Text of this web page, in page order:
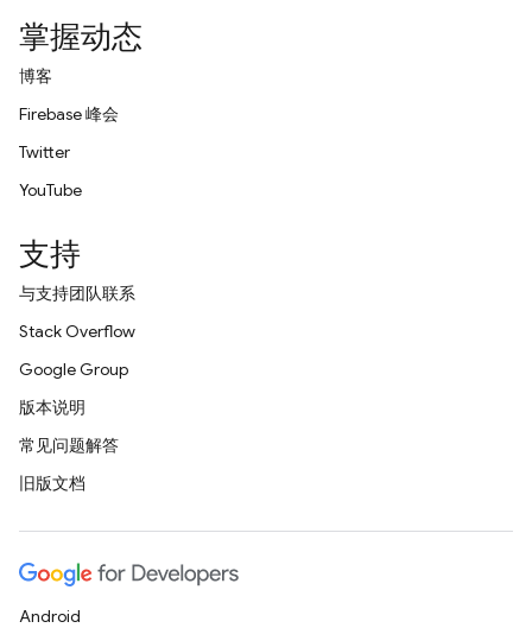
掌握动态
博客
Firebase 峰会
Twitter
YouTube
支持
与支持团队联系
Stack Overflow
Google Group
版本说明
常见问题解答
旧版文档
Android